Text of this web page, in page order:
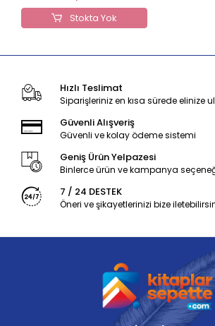
Stokta Yok
Hızlı Teslimat
Siparişleriniz en kısa sürede elinize
Güvenli Alışveriş
Güvenli ve kolay ödeme sistemi
Geniş Ürün Yelpazesi
Binlerce ürün ve kampanya
7 / 24 DESTEK
Öneri ve şikayetlerinizi bize